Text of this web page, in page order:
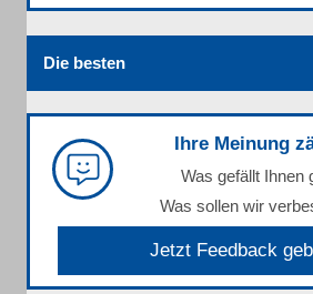
Die besten
Ihre Meinung
Was gefällt Ihnen
Was sollen wir
Jetzt Feedback